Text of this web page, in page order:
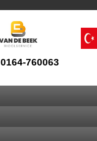
0164-760063